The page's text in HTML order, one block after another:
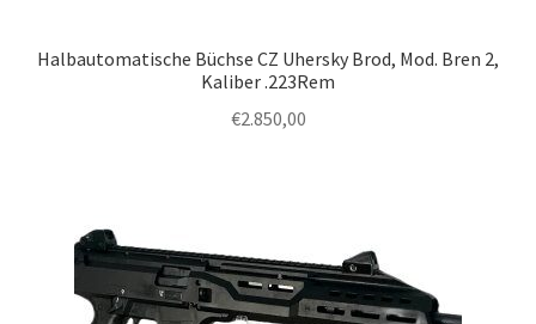
Halbautomatische Büchse CZ Uhersky Brod, Mod. Bren 2,
Kaliber .223Rem
€2.850,00